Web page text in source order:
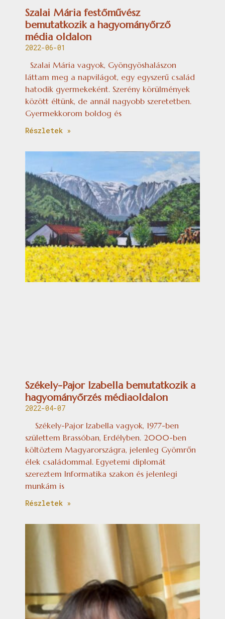
Szalai Mária festőművész
bemutatkozik a hagyományőrző
média oldalon
2022-06-01
Szalai Mária vagyok, Gyöngyöshalászon
láttam meg a napvilágot, egy egyszerű család
hatodik gyermekeként. Szerény körülmények
között éltünk, de annál nagyobb szeretetben.
Gyermekkorom boldog és
Részletek »
Székely-Pajor Izabella bemutatkozik a
hagyományőrzés médiaoldalon
2022-04-07
Székely-Pajor Izabella vagyok, 1977-ben
születtem Brassóban, Erdélyben. 2000-ben
költöztem Magyarországra, jelenleg Gyömrőn
élek családommal. Egyetemi diplomát
szereztem Informatika szakon és jelenlegi
munkám is
Részletek »